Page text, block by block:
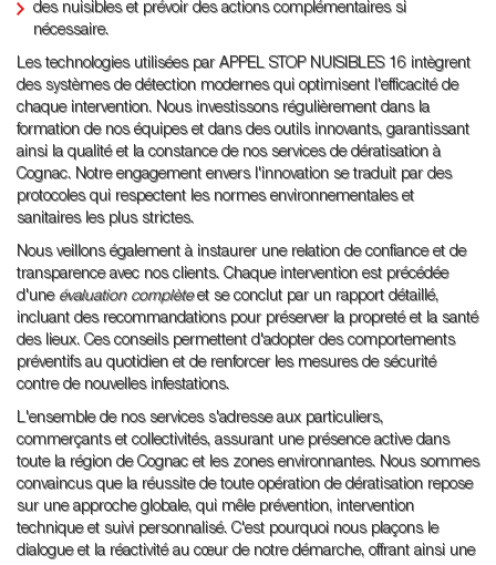
des nuisibles et prévoir des actions complémentaires si
nécessaire.
Les technologies utilisées par APPEL STOP NUISIBLES 16 intègrent
des systèmes de détection modernes qui optimisent l'efficacité de
chaque intervention. Nous investissons régulièrement dans la
formation de nos équipes et dans des outils innovants, garantissant
ainsi la qualité et la constance de nos services de dératisation à
Cognac. Notre engagement envers l'innovation se traduit par des
protocoles qui respectent les normes environnementales et
sanitaires les plus strictes.
Nous veillons également à instaurer une relation de confiance et de
transparence avec nos clients. Chaque intervention est précédée
d'une évaluation complèteet se conclut par un rapport détaillé,
incluant des recommandations pour préserver la propreté et la santé
des lieux. Ces conseils permettent d'adopter des comportements
préventifs au quotidien et de renforcer les mesures de sécurité
contre de nouvelles infestations.
L'ensemble de nos services s'adresse aux particuliers,
commerçants et collectivités, assurant une présence active dans
toute la région de Cognac et les zones environnantes. Nous sommes
convaincus que la réussite de toute opération de dératisation repose
sur une approche globale, qui mêle prévention, intervention
technique et suivi personnalisé. C'est pourquoi nous plaçons le
dialogue et la réactivité au cœur de notre démarche, offrant ainsi une